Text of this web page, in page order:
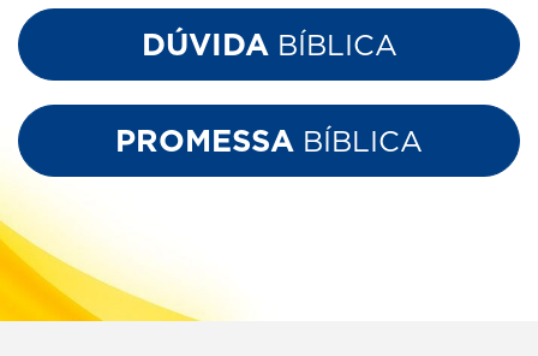
DÚVIDA BÍBLICA
PROMESSA BÍBLICA